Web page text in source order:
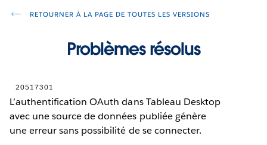
RETOURNER À LA PAGE DE TOUTES LES VERSIONS
Problèmes résolus
20517301
L’authentification OAuth dans Tableau Desktop
avec une source de données publiée génère
une erreur sans possibilité de se connecter.